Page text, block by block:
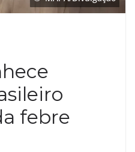
febre